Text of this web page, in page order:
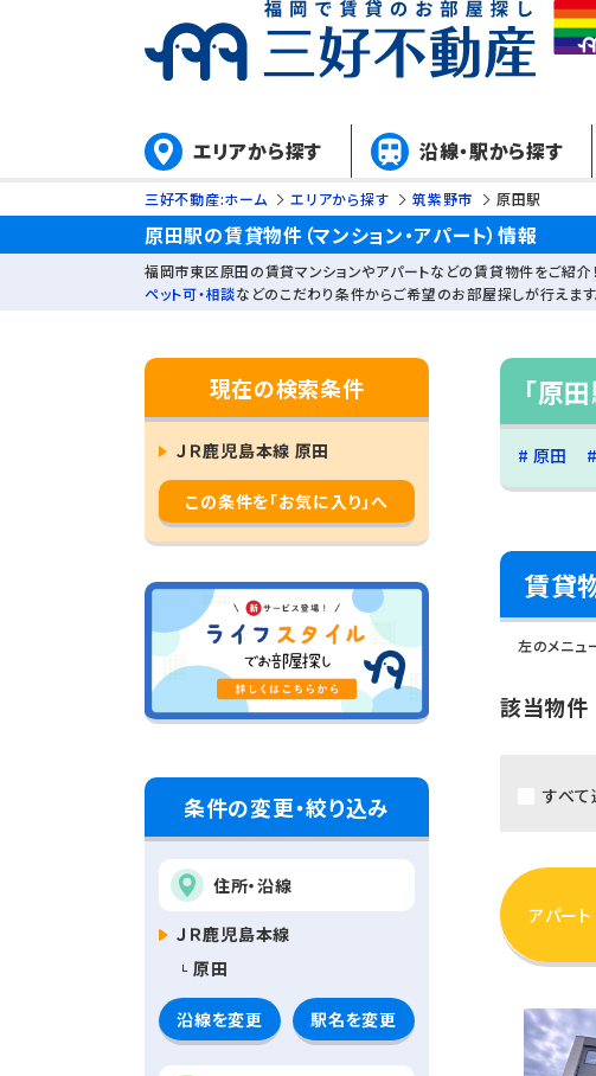
エリアから探す 沿線・駅から探す
三好不動産:ホーム エリアから探す 筑紫野市 原田駅
原田駅の賃貸物件（マンション・アパート）情報
福岡市東区原田の賃貸マンションやアパートなどの賃貸物件をご紹介！
ペット可・相談などのこだわり条件からご希望のお部屋探しが行えます
現在の検索条件
ＪＲ鹿児島本線 原田
この条件を「お気に入り」へ
条件の変更・絞り込み
住所・沿線
ＪＲ鹿児島本線
原田
沿線を変更 駅名を変更
「原
原田
賃貸
左のメニュ
該当物件
すべ
アパート